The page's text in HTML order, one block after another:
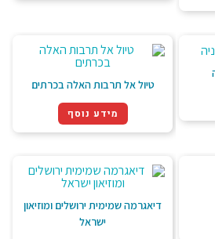
טיול אל תרבות האלה בכרתים
מידע נוסף
דיאגרמה שמימית ירושלים ומוזיאון
ישראל